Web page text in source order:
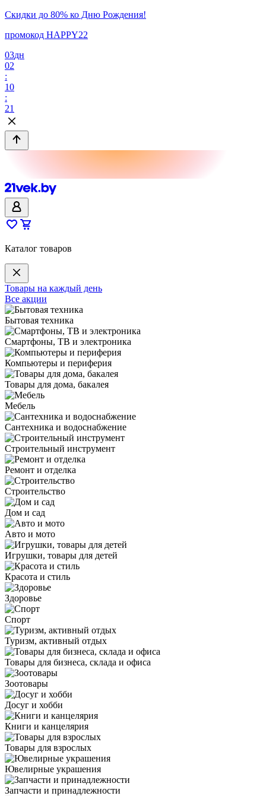
Скидки до 80% ко Дню Рождения!
промокод HAPPY22
03дн
02
:
10
:
21
Каталог товаров
Товары на каждый день
Все акции
Бытовая техника
Смартфоны, ТВ и электроника
Компьютеры и периферия
Товары для дома, бакалея
Мебель
Сантехника и водоснабжение
Строительный инструмент
Ремонт и отделка
Строительство
Дом и сад
Авто и мото
Игрушки, товары для детей
Красота и стиль
Здоровье
Спорт
Туризм, активный отдых
Товары для бизнеса, склада и офиса
Зоотовары
Досуг и хобби
Книги и канцелярия
Товары для взрослых
Ювелирные украшения
Запчасти и принадлежности